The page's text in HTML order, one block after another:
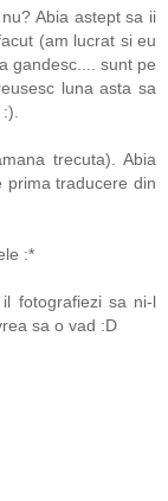
Abia astept sa ii
(am lucrat si eu
gandesc.... sunt pe
luna asta sa
trecuta). Abia
prima traducere din
:*
fotografiezi sa ni-l
sa o vad :D